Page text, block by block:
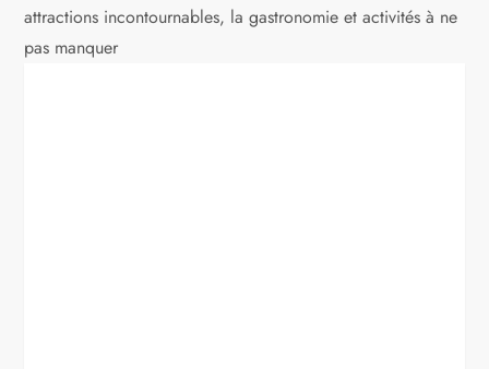
attractions incontournables, la gastronomie et activités à ne
pas manquer